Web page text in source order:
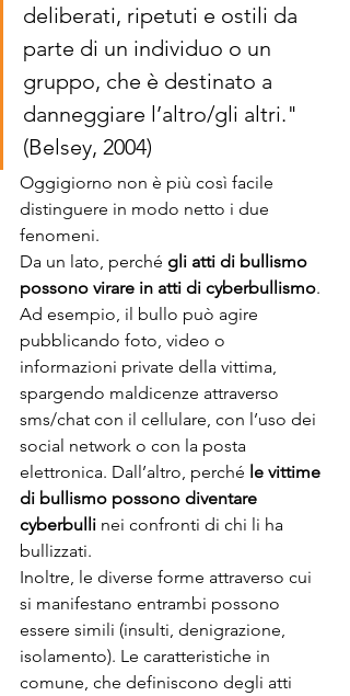
deliberati, ripetuti e ostili da
parte di un individuo o un
gruppo, che è destinato a
danneggiare l’altro/gli altri."
(Belsey, 2004)
Oggigiorno non è più così facile
distinguere in modo netto i due
fenomeni.
Da un lato, perché gli atti di bullismo
possono virare in atti di cyberbullismo.
Ad esempio, il bullo può agire
pubblicando foto, video o
informazioni private della vittima,
spargendo maldicenze attraverso
sms/chat con il cellulare, con l’uso dei
social network o con la posta
elettronica. Dall’altro, perché le vittime
di bullismo possono diventare
cyberbulli nei confronti di chi li ha
bullizzati.
Inoltre, le diverse forme attraverso cui
si manifestano entrambi possono
essere simili (insulti, denigrazione,
isolamento). Le caratteristiche in
comune, che definiscono degli atti